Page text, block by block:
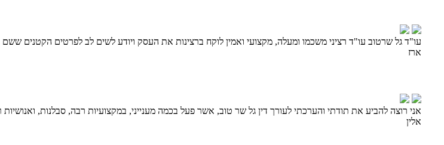
עו"ד גל שרטוב עו"ד רציני משכמו ומעלה, מקצועי ואמין לוקח ברצינות את העסק ויודע לשים לב לפרטים הקטנים ששם
ארז
אני רוצה להביע את תודתי והערכתי לעורך דין גל שר טוב, אשר פעל בכמה מענייני, במקצועיות רבה, סבלנות,
אלין